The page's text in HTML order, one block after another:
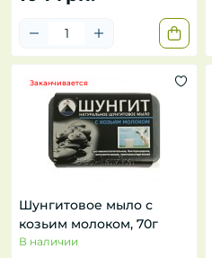
Заканчивается
Шунгитовое мыло с
козьим молоком, 70г
В наличии